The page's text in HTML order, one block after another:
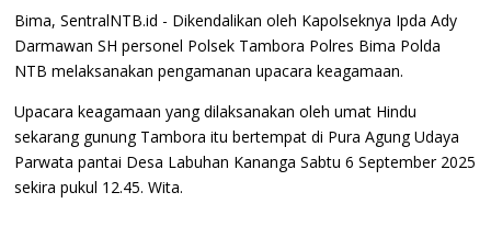
Bima, SentralNTB.id - Dikendalikan oleh Kapolseknya Ipda Ady
Darmawan SH personel Polsek Tambora Polres Bima Polda
NTB melaksanakan pengamanan upacara keagamaan.
Upacara keagamaan yang dilaksanakan oleh umat Hindu
sekarang gunung Tambora itu bertempat di Pura Agung Udaya
Parwata pantai Desa Labuhan Kananga Sabtu 6 September 2025
sekira pukul 12.45. Wita.